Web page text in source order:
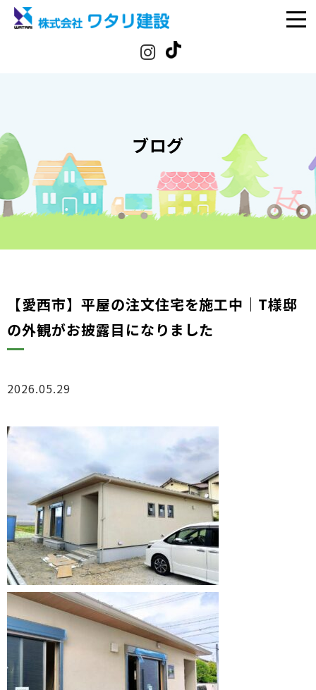
ブログ
【愛西市】平屋の注文住宅を施工中｜T様邸
の外観がお披露目になりました
2026.05.29